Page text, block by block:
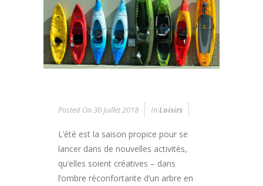
Posted On30 Juillet 2018 InLoisirs
L’été est la saison propice pour se
lancer dans de nouvelles activités,
qu’elles soient créatives – dans
l’ombre réconfortante d’un arbre en